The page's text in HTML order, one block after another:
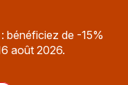
bénéficiez de -15%
août 2026.